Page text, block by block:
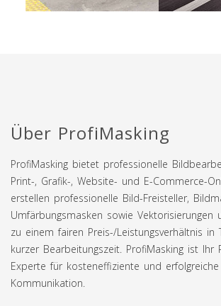
Über ProfiMasking
ProfiMasking bietet professionelle
Print-, Grafik-, Website- und E-Commerce-
erstellen professionelle Bild-Freisteller,
Umfärbungsmasken sowie Vektorisierungen
zu einem fairen Preis-/Leistungsverhältnis in
kurzer Bearbeitungszeit. ProfiMasking ist Ihr
Experte für kosteneffiziente und
Kommunikation.